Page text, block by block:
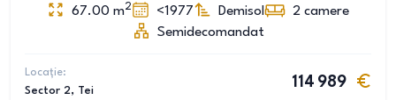
67.00 m2 <1977 Demisol 2 camere
Semidecomandat
Locație:
Sector 2, Tei
114 989